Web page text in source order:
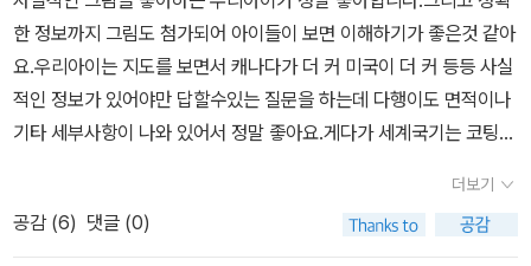
한 정보까지 그림도 첨가되어 아이들이 보면 이해하기가 좋은것 같아
요.우리아이는 지도를 보면서 캐나다가 더 커 미국이 더 커 등등 사실
적인 정보가 있어야만 답할수있는 질문을 하는데 다행이도 면적이나
기타 세부사항이 나와 있어서 정말 좋아요.게다가 세계국기는 코팅해
다.단 가볍게 보는 그림을 좋아하는 아이들은 싫어할수도 있습니다.
더보기
공감 (6) 댓글 (0)